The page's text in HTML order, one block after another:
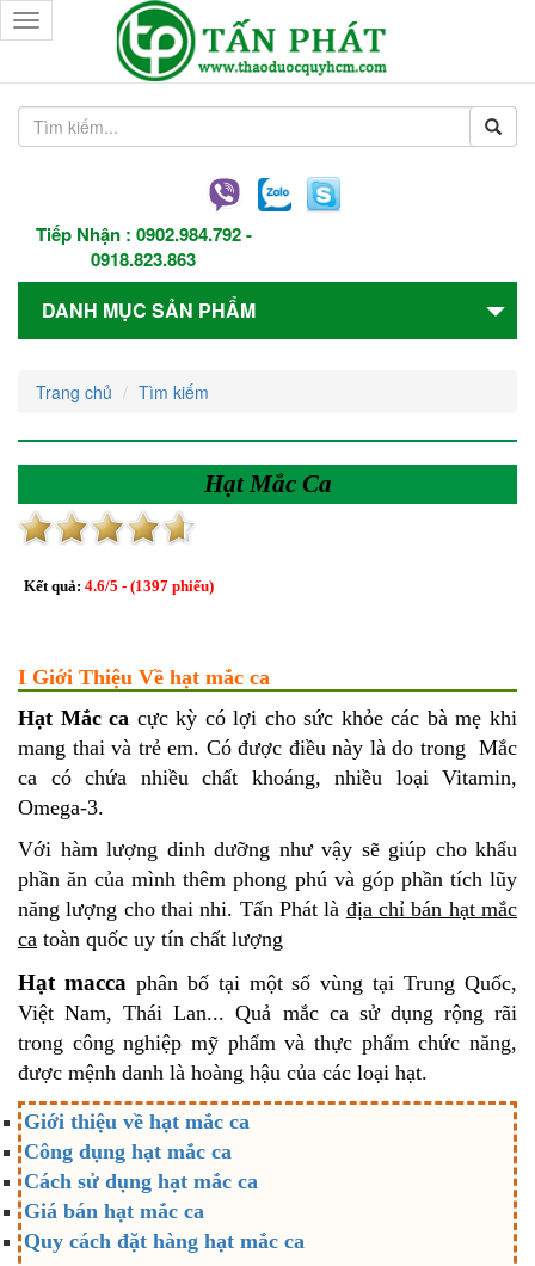
Tiếp Nhận : 0902.984.792-
0918.823.863
Toggle
navigation
DANH MỤC SẢN PHẨM
Trang chủ Tìm kiếm
Hạt Mắc Ca
Kết quả: 4.6/5 - (1397 phiếu)
I Giới Thiệu Về hạt mắc ca
Hạt Mắc ca cực kỳ có lợi cho sức khỏe các bà mẹ khi
mang thai và trẻ em. Có được điều này là do trong Mắc
ca có chứa nhiều chất khoáng, nhiều loại Vitamin,
Omega-3.
Với hàm lượng dinh dưỡng như vậy sẽ giúp cho khẩu
phần ăn của mình thêm phong phú và góp phần tích lũy
năng lượng cho thai nhi. Tấn Phát là địa chỉ bán hạt mắc
ca toàn quốc uy tín chất lượng
Hạt maccaphân bố tại một số vùng tại Trung Quốc,
Việt Nam, Thái Lan... Quả mắc ca sử dụng rộng rãi
trong công nghiệp mỹ phẩm và thực phẩm chức năng,
được mệnh danh là hoàng hậu của các loại hạt.
Giới thiệu về hạt mắc ca
Công dụng hạt mắc ca
Cách sử dụng hạt mắc ca
Giá bán hạt mắc ca
Quy cách đặt hàng hạt mắc ca